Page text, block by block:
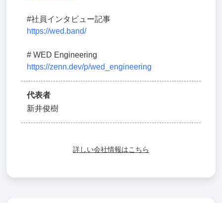
#社員インタビュー記事
https://wed.band/
# WED Engineering
https://zenn.dev/p/wed_engineering
代表者
新井俊樹
詳しい会社情報はこちら